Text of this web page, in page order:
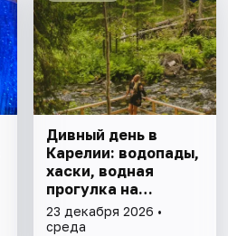
Дивный день в
Карелии: водопады,
хаски, водная
прогулка на
драккаре к
форелевой ферме
23 декабря 2026 •
среда